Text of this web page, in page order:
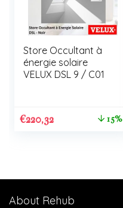
Store Occultant à
énergie solaire
VELUX DSL 9 / C01
€220,32 15%
About Rehub